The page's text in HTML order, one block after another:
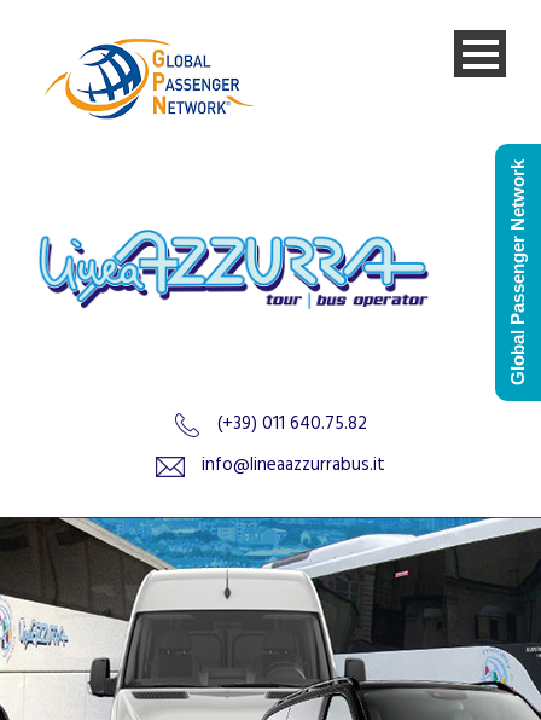
(+39) 011 640.75.82
info@lineaazzurrabus.it
Global Passenger Network